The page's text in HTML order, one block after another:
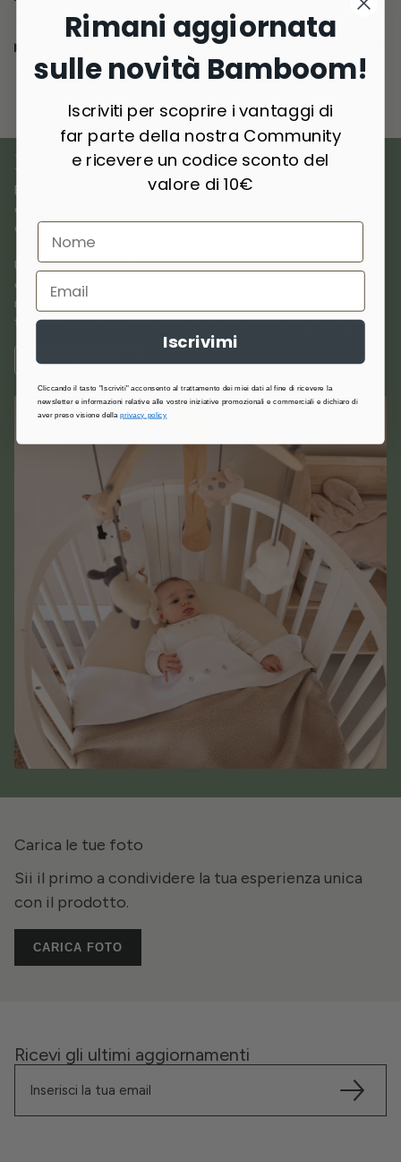
Consegna e resi
I NOSTRI MATERIALI
Bamboom nasce dall’amore per i materiali di origine naturale,
combinando
di qualità premium dedicati ai più piccoli.
Utilizziamomateriali selezionaticome bambù, cotone, lana,
cashmere e materiali riciclati, scelti per la loro traspirabilità,
morbidezza e delicatezza sulla pelle. Anallergici, antibatterici e
termoregolatori,offrono comfort e protezione in ogni stagione.
SCOPRI DI PIÙ
Carica le tue foto
Sii il primo a condividere la tua esperienza unica
con il prodotto.
CARICA FOTO
Ricevi gli ultimi aggiornamenti
Rimani aggiornata
sulle novità Bamboom!
Iscriviti per scoprire i vantaggi di
far parte della nostra Community
e ricevere un codice sconto del
valore di 10€
Iscrivimi
Cliccando il tasto "Iscriviti" acconsento al trattamento dei miei dati al fine di ricevere la
newsletter e informazioni relative alle vostre iniziative promozionali e commerciali e dichiaro di
aver preso visione dellaprivacy policy